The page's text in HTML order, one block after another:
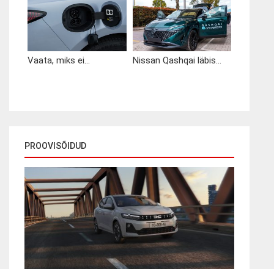
Vaata, miks ei... Nissan Qashqai läbis...
PROOVISÕIDUD